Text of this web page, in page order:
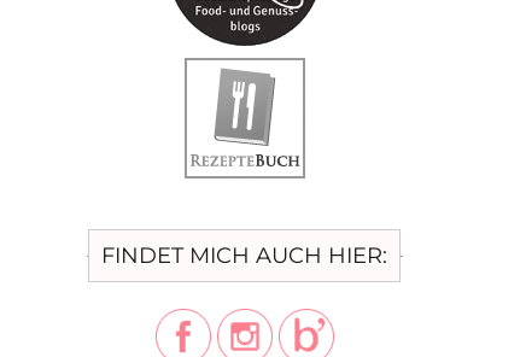
FINDET MICH AUCH HIER: